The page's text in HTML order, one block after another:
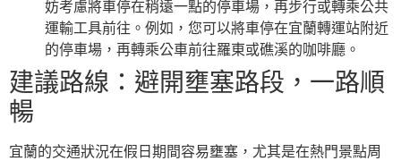
妨考慮將車停在稍遠一點的停車場，再步行或轉乘公共
運輸工具前往。例如，您可以將車停在宜蘭轉運站附近
的停車場，再轉乘公車前往羅東或礁溪的咖啡廳。
建議路線：避開壅塞路段，一路順
暢
宜蘭的交通狀況在假日期間容易壅塞，尤其是在熱門景點周